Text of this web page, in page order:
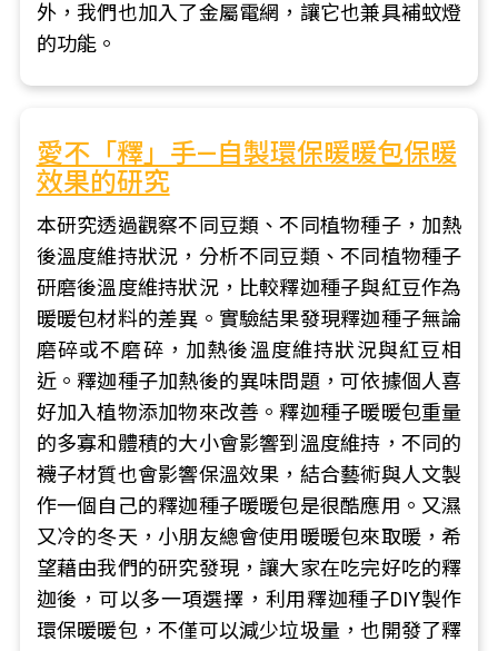
外，我們也加入了金屬電網，讓它也兼具補蚊燈
的功能。
愛不「釋」手—自製環保暖暖包保暖
效果的研究
本研究透過觀察不同豆類、不同植物種子，加熱
後溫度維持狀況，分析不同豆類、不同植物種子
研磨後溫度維持狀況，比較釋迦種子與紅豆作為
暖暖包材料的差異。實驗結果發現釋迦種子無論
磨碎或不磨碎，加熱後溫度維持狀況與紅豆相
近。釋迦種子加熱後的異味問題，可依據個人喜
好加入植物添加物來改善。釋迦種子暖暖包重量
的多寡和體積的大小會影響到溫度維持，不同的
襪子材質也會影響保溫效果，結合藝術與人文製
作一個自己的釋迦種子暖暖包是很酷應用。又濕
又冷的冬天，小朋友總會使用暖暖包來取暖，希
望藉由我們的研究發現，讓大家在吃完好吃的釋
迦後，可以多一項選擇，利用釋迦種子DIY製作
環保暖暖包，不僅可以減少垃圾量，也開發了釋